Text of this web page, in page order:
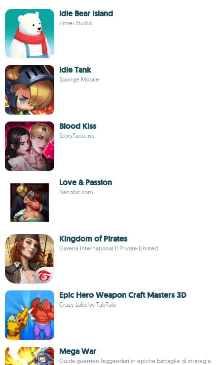
Idle Bear Island
Zimei Studio
Idle Tank
Sponge Mobile
Blood Kiss
StoryTaco.inc
Love & Passion
Nanobit.com
Kingdom of Pirates
Garena International II Private Limited
Epic Hero Weapon Craft Masters 3D
Crazy Labs by TabTale
Mega War
Guida guerrieri leggendari in epiche battaglie di strategia